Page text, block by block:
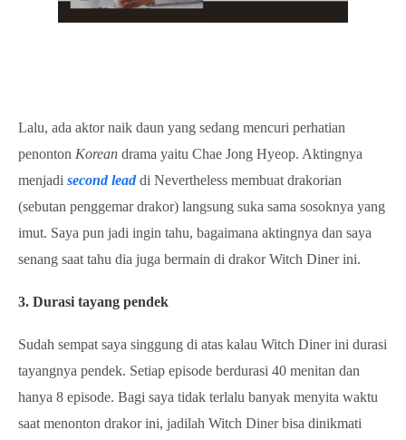
Lalu, ada aktor naik daun yang sedang mencuri perhatian
penonton Korean drama yaitu Chae Jong Hyeop. Aktingnya
menjadi second leaddi Nevertheless membuat drakorian
(sebutan penggemar drakor) langsung suka sama sosoknya yang
imut. Saya pun jadi ingin tahu, bagaimana aktingnya dan saya
senang saat tahu dia juga bermain di drakor Witch Diner ini.
3. Durasi tayang pendek
Sudah sempat saya singgung di atas kalau Witch Diner ini durasi
tayangnya pendek. Setiap episode berdurasi 40 menitan dan
hanya 8 episode. Bagi saya tidak terlalu banyak menyita waktu
saat menonton drakor ini, jadilah Witch Diner bisa dinikmati